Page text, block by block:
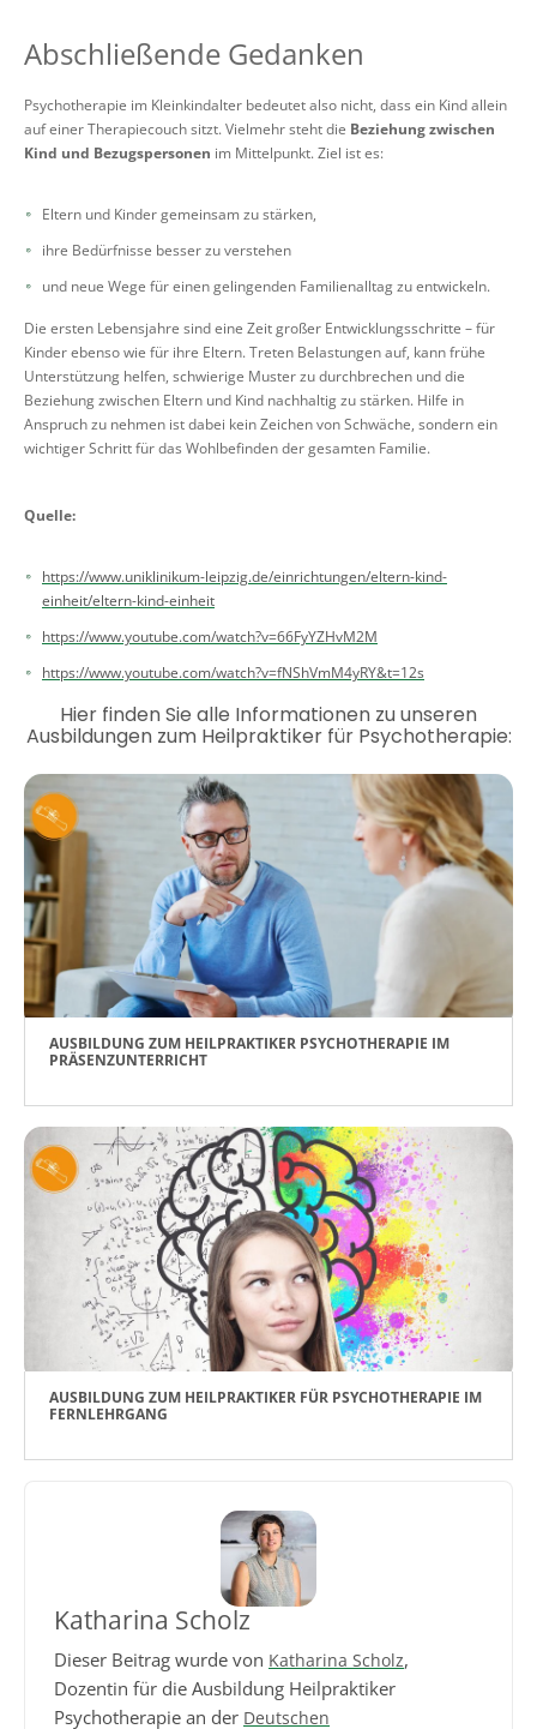
Abschließende Gedanken
Psychotherapie im Kleinkindalter bedeutet also nicht, dass ein Kind allein
auf einer Therapiecouch sitzt. Vielmehr steht die Beziehung zwischen
Kind und Bezugspersonen im Mittelpunkt. Ziel ist es:
Eltern und Kinder gemeinsam zu stärken,
ihre Bedürfnisse besser zu verstehen
und neue Wege für einen gelingenden Familienalltag zu entwickeln.
Die ersten Lebensjahre sind eine Zeit großer Entwicklungsschritte – für
Kinder ebenso wie für ihre Eltern. Treten Belastungen auf, kann frühe
Unterstützung helfen, schwierige Muster zu durchbrechen und die
Beziehung zwischen Eltern und Kind nachhaltig zu stärken. Hilfe in
Anspruch zu nehmen ist dabei kein Zeichen von Schwäche, sondern ein
wichtiger Schritt für das Wohlbefinden der gesamten Familie.
Quelle:
https://www.uniklinikum-leipzig.de/einrichtungen/eltern-kind-
einheit/eltern-kind-einheit
https://www.youtube.com/watch?v=66FyYZHvM2M
https://www.youtube.com/watch?v=fNShVmM4yRY&t=12s
Hier finden Sie alle Informationen zu unseren
Ausbildungen zum Heilpraktiker für Psychotherapie:
AUSBILDUNG ZUM HEILPRAKTIKER PSYCHOTHERAPIE IM
PRÄSENZUNTERRICHT
AUSBILDUNG ZUM HEILPRAKTIKER FÜR PSYCHOTHERAPIE IM
FERNLEHRGANG
Katharina Scholz
Dieser Beitrag wurde von Katharina Scholz,
Dozentin für die Ausbildung Heilpraktiker
Psychotherapie an der Deutschen